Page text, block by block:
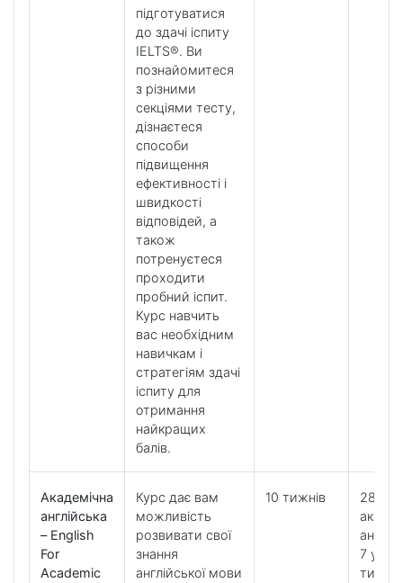
підготуватися
до здачі іспиту
IELTS®. Ви
познайомитеся
з різними
секціями тесту,
дізнаєтеся
способи
підвищення
ефективності і
швидкості
відповідей, а
також
потренуєтеся
проходити
пробний іспит.
Курс навчить
вас необхідним
навичкам і
стратегіям здачі
іспиту для
отримання
найкращих
балів.
Академічна
англійська
– English
For
Academic
Курс дає вам
можливість
розвивати свої
знання
англійської мови
10 тижнів
28
7